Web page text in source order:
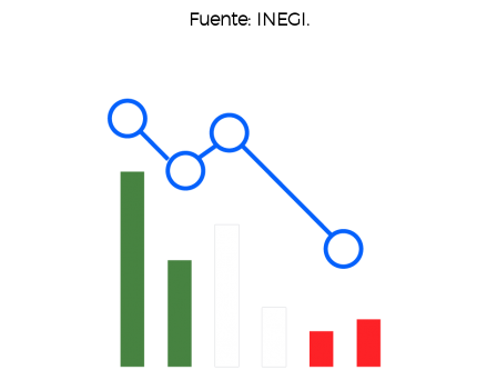
Fuente: INEGI.